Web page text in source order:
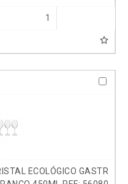
1
ECOLÓGICO GASTR